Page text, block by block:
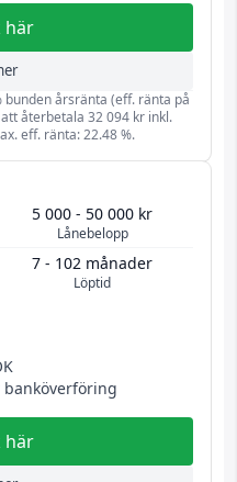
här
bunden årsränta (eff. ränta på
återbetala 32 094 kr inkl.
eff. ränta: 22.48 %.
Lånebelopp
5 000 - 50 000 kr
Löptid
7 - 102 månader
här